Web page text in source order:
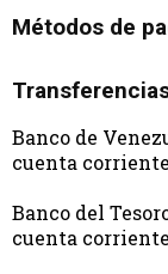
Métodos de
Banco de
cuenta corriente
Banco del
cuenta corriente